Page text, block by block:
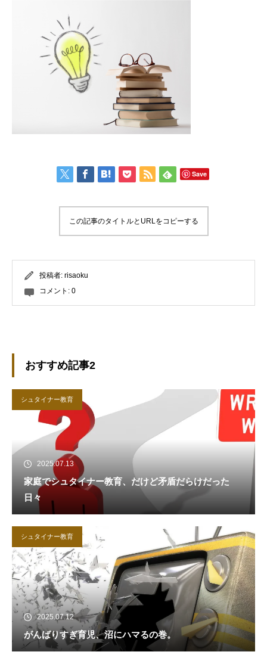
Save
この記事のタイトルとURLをコピーする
投稿者: risaoku
コメント: 0
おすすめ記事2
シュタイナー教育
2025.07.13
家庭でシュタイナー教育、だけど矛盾だらけだった
日々
シュタイナー教育
2025.07.12
がんばりすぎ育児、沼にハマるの巻。